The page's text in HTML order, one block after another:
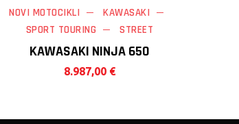
KAWASAKI NINJA 650
NOVI MOTOCIKLI
KAWASAKI
SPORT TOURING
STREET
8.987,00 €